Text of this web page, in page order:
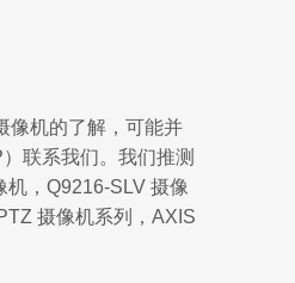
像机的了解，可能并
联系我们。我们推测
，Q9216-SLV 摄像
摄像机系列，AXIS